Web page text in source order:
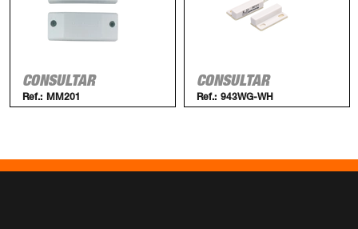
CONSULTAR
Ref.: MM201
CONSULTAR
Ref.: 943WG-WH